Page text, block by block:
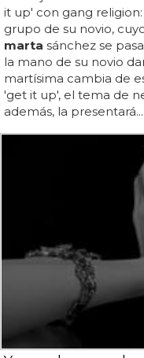
it up' con gang
grupo de su novio,
marta sánchez se
la mano de su novio
martísima cambia de
'get it up', el tema de
además, la presentará...